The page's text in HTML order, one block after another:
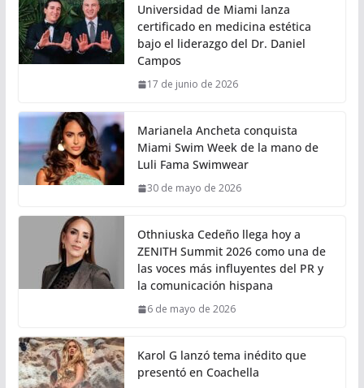
Universidad de Miami lanza
certificado en medicina estética
bajo el liderazgo del Dr. Daniel
Campos
17 de junio de 2026
Marianela Ancheta conquista
Miami Swim Week de la mano de
Luli Fama Swimwear
30 de mayo de 2026
Othniuska Cedeño llega hoy a
ZENITH Summit 2026 como una de
las voces más influyentes del PR y
la comunicación hispana
6 de mayo de 2026
Karol G lanzó tema inédito que
presentó en Coachella